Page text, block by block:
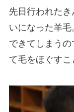
先日行われた
いになった羊
できてしまう
て毛をほぐすこ